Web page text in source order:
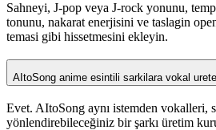
Sahneyi, J-pop veya J-rock yonunu,
tonunu, nakarat enerjisini ve taslagin
temasi gibi hissetmesini ekleyin.
AItoSong anime esintili sarkilara vokal
Evet. AItoSong aynı istemden vokalleri,
yönlendirebileceğiniz bir şarkı üretim